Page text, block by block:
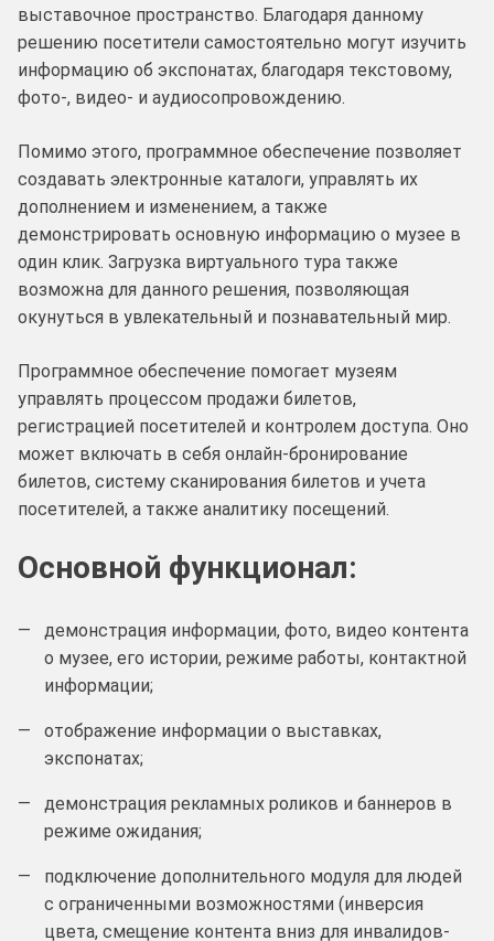
выставочное пространство. Благодаря данному
решению посетители самостоятельно могут изучить
информацию об экспонатах, благодаря текстовому,
фото-, видео- и аудиосопровождению.
Помимо этого, программное обеспечение позволяет
создавать электронные каталоги, управлять их
дополнением и изменением, а также
демонстрировать основную информацию о музее в
один клик. Загрузка виртуального тура также
возможна для данного решения, позволяющая
окунуться в увлекательный и познавательный мир.
Программное обеспечение помогает музеям
управлять процессом продажи билетов,
регистрацией посетителей и контролем доступа. Оно
может включать в себя онлайн-бронирование
билетов, систему сканирования билетов и учета
посетителей, а также аналитику посещений.
Основной функционал:
демонстрация информации, фото, видео контента
о музее, его истории, режиме работы, контактной
информации;
отображение информации о выставках,
экспонатах;
демонстрация рекламных роликов и баннеров в
режиме ожидания;
подключение дополнительного модуля для людей
с ограниченными возможностями (инверсия
цвета, смещение контента вниз для инвалидов-